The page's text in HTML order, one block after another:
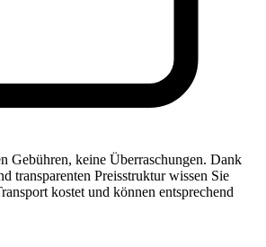
Gebühren, keine Überraschungen. Dank
transparenten Preisstruktur wissen Sie
kostet und können entsprechend